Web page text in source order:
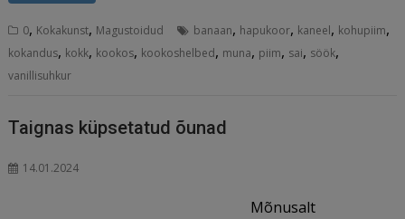
0, Kokakunst, Magustoidud banaan, hapukoor, kaneel, kohupiim,
kokandus, kokk, kookos, kookoshelbed, muna, piim, sai, söök,
vanillisuhkur
Taignas küpsetatud õunad
14.01.2024
Mõnusalt